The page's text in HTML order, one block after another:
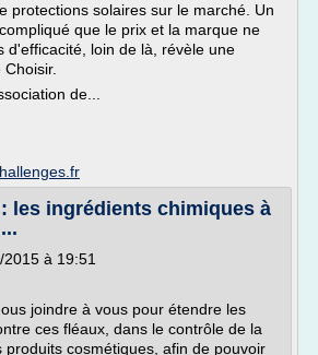
protections solaires sur le marché. Un
que le prix et la marque ne
d'efficacité, loin de là, révèle une
de...
les ingrédients chimiques à
à 19:51
joindre à vous pour étendre les
ces fléaux, dans le contrôle de la
produits cosmétiques, afin de pouvoir